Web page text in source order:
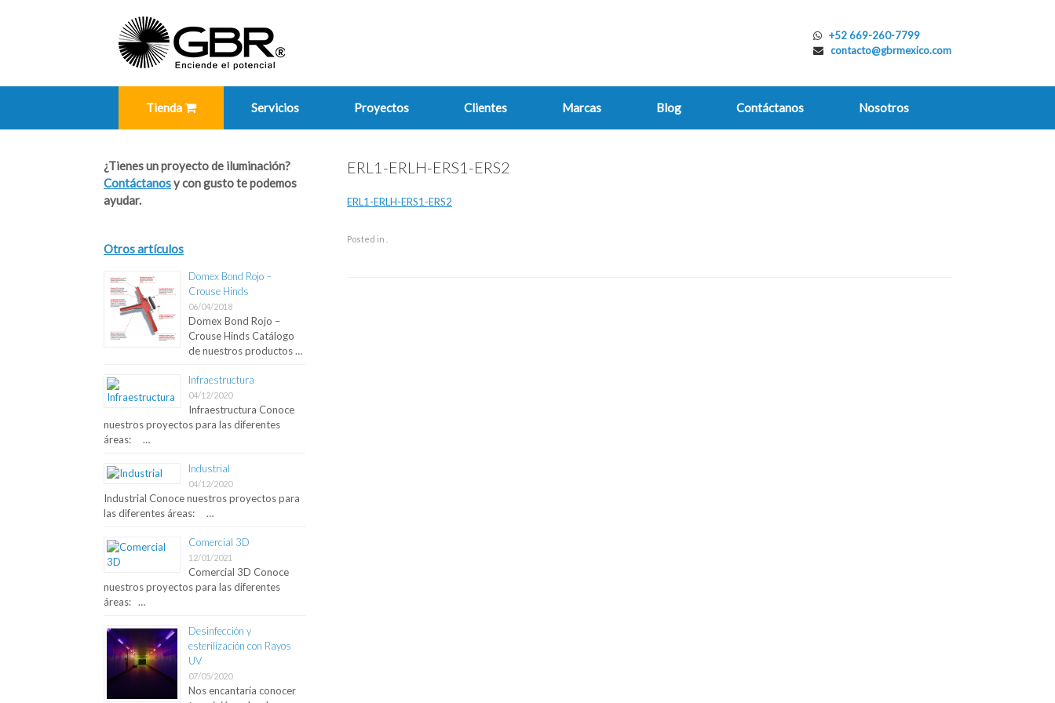
+52 669-260-7799
contacto@gbrmexico.com
Tienda Servicios Proyectos Clientes Marcas Blog Contáctanos Nosotros
ERL1-ERLH-ERS1-ERS2
ERL1-ERLH-ERS1-ERS2
Posted in .
¿Tienes un proyecto de iluminación?
Contáctanosy con gusto te podemos
ayudar.
Otros artículos
Domex Bond Rojo –
Crouse Hinds
06/04/2018
Domex Bond Rojo –
Crouse Hinds Catálogo
de nuestros productos …
Infraestructura
04/12/2020
Infraestructura Conoce
nuestros proyectos para las diferentes
áreas: …
Industrial
04/12/2020
Industrial Conoce nuestros proyectos para
las diferentes áreas: …
Comercial 3D
12/01/2021
Comercial 3D Conoce
nuestros proyectos para las diferentes
áreas: …
Desinfección y
esterilización con Rayos
UV
07/05/2020
Nos encantaría conocer